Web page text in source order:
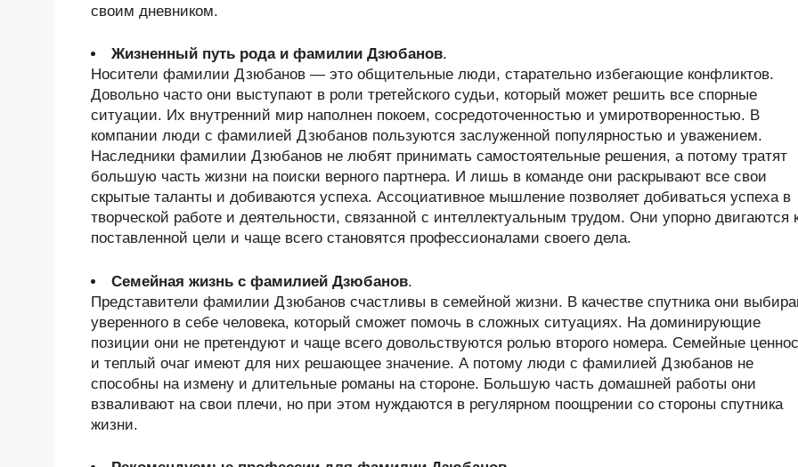
своим дневником.
Жизненный путь рода и фамилии Дзюбанов.
Носители фамилии Дзюбанов — это общительные люди, старательно избегающие конфликтов.
Довольно часто они выступают в роли третейского судьи, который может решить все спорные
ситуации. Их внутренний мир наполнен покоем, сосредоточенностью и умиротворенностью. В
компании люди с фамилией Дзюбанов пользуются заслуженной популярностью и уважением.
Наследники фамилии Дзюбанов не любят принимать самостоятельные решения, а потому тратят
большую часть жизни на поиски верного партнера. И лишь в команде они раскрывают все свои
скрытые таланты и добиваются успеха. Ассоциативное мышление позволяет добиваться успеха в
творческой работе и деятельности, связанной с интеллектуальным трудом. Они упорно двигаются
поставленной цели и чаще всего становятся профессионалами своего дела.
Семейная жизнь с фамилией Дзюбанов.
Представители фамилии Дзюбанов счастливы в семейной жизни. В качестве спутника они
уверенного в себе человека, который сможет помочь в сложных ситуациях. На доминирующие
позиции они не претендуют и чаще всего довольствуются ролью второго номера. Семейные
и теплый очаг имеют для них решающее значение. А потому люди с фамилией Дзюбанов не
способны на измену и длительные романы на стороне. Большую часть домашней работы они
взваливают на свои плечи, но при этом нуждаются в регулярном поощрении со стороны спутника
жизни.